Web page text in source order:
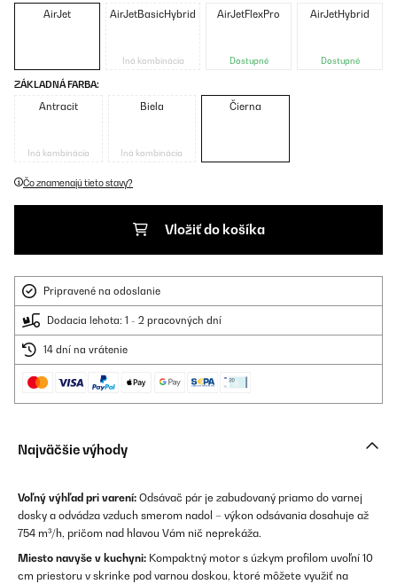
AirJet AirJetBasicHybrid
Iná kombinácia
AirJetFlexPro
Dostupné
AirJetHybrid
Dostupné
ZÁKLADNÁ FARBA:
Antracit
Iná kombinácia
Biela
Iná kombinácia
Čierna
Čo znamenajú tieto stavy?
Vložiť do košíka
Pripravené na odoslanie
Dodacia lehota: 1 - 2 pracovných dní
14 dní na vrátenie
Najväčšie výhody
Voľný výhľad pri varení: Odsávač pár je zabudovaný priamo do varnej
dosky a odvádza vzduch smerom nadol – výkon odsávania dosahuje až
754 m³/h, pričom nad hlavou Vám nič neprekáža.
Miesto navyše v kuchyni: Kompaktný motor s úzkym profilom uvoľní 10
cm priestoru v skrinke pod varnou doskou, ktoré môžete využiť na